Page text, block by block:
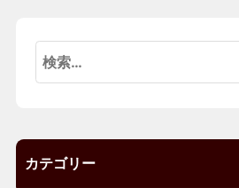
検
索:
カテゴリー